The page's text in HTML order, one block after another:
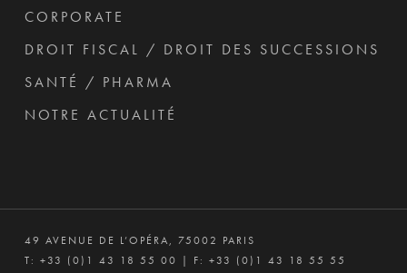
CORPORATE
DROIT FISCAL / DROIT DES SUCCESSIONS
SANTÉ / PHARMA
NOTRE ACTUALITÉ
49 AVENUE DE L’OPÉRA, 75002 PARIS
T: +33 (0)1 43 18 55 00 | F: +33 (0)1 43 18 55 55